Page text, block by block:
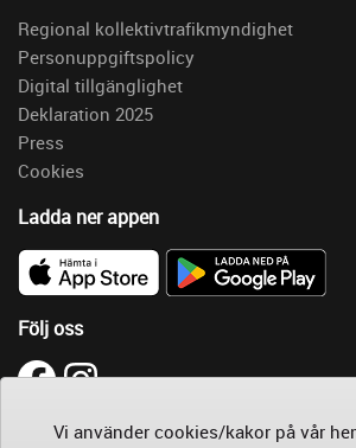
Läs
Vi använder cookies/kakor på vår
Regional kollektivtrafikmyndighet
Personuppgiftspolicy
Digital tillgänglighet
Deklaration 2025
Press
Cookies
Ladda ner appen
Följ oss